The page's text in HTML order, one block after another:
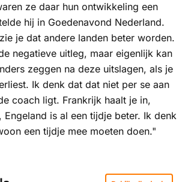
ze daar hun ontwikkeling een
hij in Goedenavond Nederland.
je dat andere landen beter worden.
negatieve uitleg, maar eigenlijk kan
zeggen na deze uitslagen, als je
Ik denk dat dat niet per se aan
coach ligt. Frankrijk haalt je in,
Engeland is al een tijdje beter. Ik denk
een tijdje mee moeten doen."